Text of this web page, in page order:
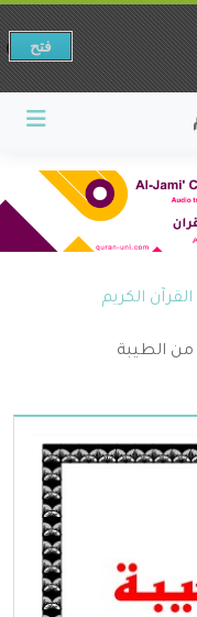
الكريم
الطيبة
فتح